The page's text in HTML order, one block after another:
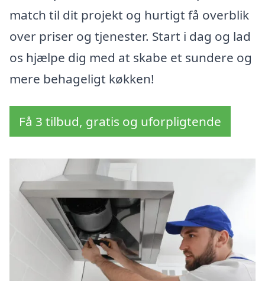
match til dit projekt og hurtigt få overblik
over priser og tjenester. Start i dag og lad
os hjælpe dig med at skabe et sundere og
mere behageligt køkken!
Få 3 tilbud, gratis og uforpligtende